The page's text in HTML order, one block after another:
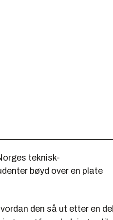
teknisk-
bøyd over en plate
den så ut etter en del